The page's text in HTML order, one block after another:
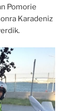
Pomorie
Karadeniz